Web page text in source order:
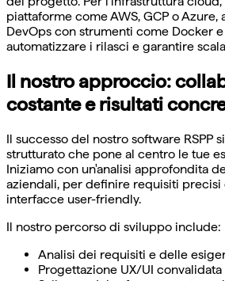
piattaforme come AWS, GCP o
DevOps con strumenti come Docker
automatizzare i rilasci e garantire
Il nostro approccio:
costante e risultati
Il successo del nostro software RSPP
strutturato che pone al centro le tue
Iniziamo con un'analisi approfondita
aziendali, per definire requisiti precisi
interfacce user-friendly.
Il nostro percorso di sviluppo include:
Analisi dei requisiti e delle
Progettazione UX/UI